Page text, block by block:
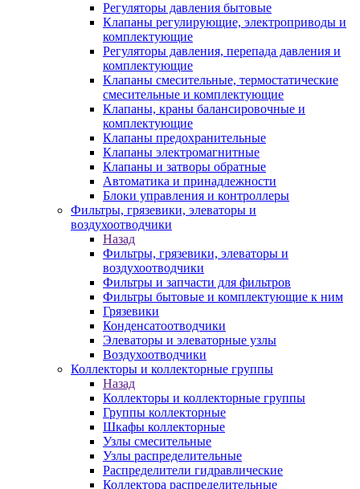
Регуляторы давления бытовые
Клапаны регулирующие, электроприводы и
комплектующие
Регуляторы давления, перепада давления и
комплектующие
Клапаны смесительные, термостатические
смесительные и комплектующие
Клапаны, краны балансировочные и
комплектующие
Клапаны предохранительные
Клапаны электромагнитные
Клапаны и затворы обратные
Автоматика и принадлежности
Блоки управления и контроллеры
Фильтры, грязевики, элеваторы и
воздухоотводчики
Назад
Фильтры, грязевики, элеваторы и
воздухоотводчики
Фильтры и запчасти для фильтров
Фильтры бытовые и комплектующие к ним
Грязевики
Конденсатоотводчики
Элеваторы и элеваторные узлы
Воздухоотводчики
Коллекторы и коллекторные группы
Назад
Коллекторы и коллекторные группы
Группы коллекторные
Шкафы коллекторные
Узлы смесительные
Узлы распределительные
Распределители гидравлические
Коллектора распределительные